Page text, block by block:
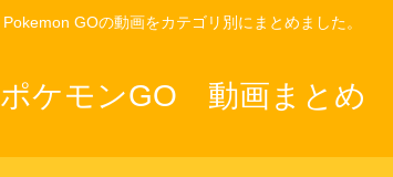
Pokemon GOの動画をカテゴリ別にまとめました。
ポケモンGO 動画まとめ